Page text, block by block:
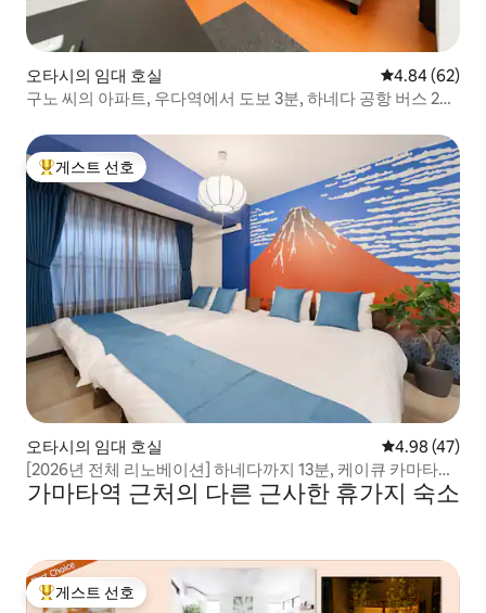
오타시의 임대 호실 평점 4.84점(5
4.84 (62)
구노 씨의 아파트, 우다역에서 도보 3분, 하네다 공항 버스 20
상위 게스트 선호
게스트 선호
오타시의 임대 호실 평점 4.98점(5
4.98 (47)
[2026년 전체 리노베이션] 하네다까지 13분, 케이큐 카마타역
까지 4분, 일본 전통 1LDK, VOD 및 Switch2 완비.
가마타역 근처의 다른 근사한 휴가지 숙소
상위 게스트 선호
게스트 선호